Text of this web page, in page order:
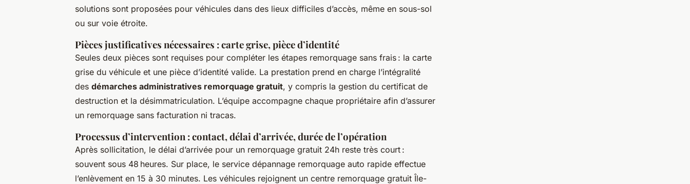
solutions sont proposées pour véhicules dans des lieux difficiles d’accès, même en sous-sol
ou sur voie étroite.
Pièces justificatives nécessaires : carte grise, pièce d’identité
Seules deux pièces sont requises pour compléter les étapes remorquage sans frais : la carte
grise du véhicule et une pièce d’identité valide. La prestation prend en charge l’intégralité
des démarches administratives remorquage gratuit, y compris la gestion du certificat de
destruction et la désimmatriculation. L’équipe accompagne chaque propriétaire afin d’assurer
un remorquage sans facturation ni tracas.
Processus d’intervention : contact, délai d’arrivée, durée de l’opération
Après sollicitation, le délai d’arrivée pour un remorquage gratuit 24h reste très court :
souvent sous 48 heures. Sur place, le service dépannage remorquage auto rapide effectue
l’enlèvement en 15 à 30 minutes. Les véhicules rejoignent un centre remorquage gratuit Île-